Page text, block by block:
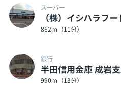
スーパー
（株）イシハラフ
862ｍ（11分）
銀行
半田信用金庫 成岩
990ｍ（13分）